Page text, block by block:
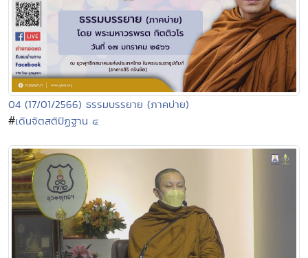
04 (17/01/2566) ธรรมบรรยาย (ภาคบ่าย)
#เดินจิตสติปัฏฐาน ๔